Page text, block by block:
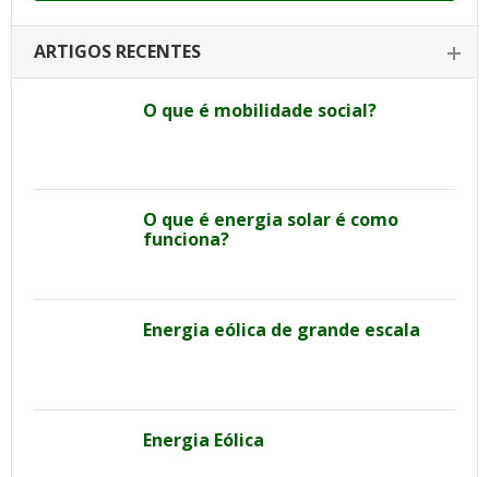
ARTIGOS RECENTES
O que é mobilidade social?
O que é energia solar é como
funciona?
Energia eólica de grande escala
Energia Eólica